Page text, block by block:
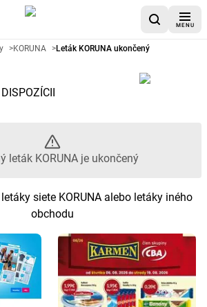
MENU
KORUNA -
>KORUNA >Leták KORUNA ukončený
leták KORUNA je ukončený
siete KORUNA alebo letáky iného
obchodu